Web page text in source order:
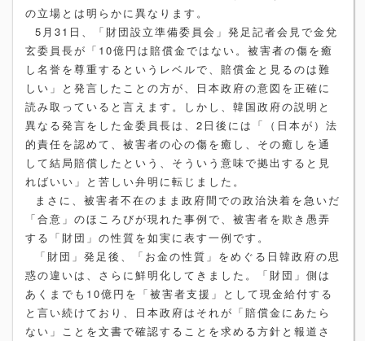
の立場とは明らかに異なります。
5月31日、「財団設立準備委員会」発足記者会見で金兌
玄委員長が「10億円は賠償金ではない。被害者の傷を癒
し名誉を尊重するというレベルで、賠償金と見るのは難
しい」と発言したことの方が、日本政府の意図を正確に
読み取っていると言えます。しかし、韓国政府の説明と
異なる発言をした金委員長は、2日後には「（日本が）法
的責任を認めて、被害者の心の傷を癒し、その癒しを通
して結局賠償したという、そういう意味で拠出すると見
ればいい」と苦しい弁明に転じました。
まさに、被害者不在のまま政府間での政治決着を急いだ
「合意」のほころびが現れた事例で、被害者を欺き愚弄
する「財団」の性質を如実に表す一例です。
「財団」発足後、「お金の性質」をめぐる日韓政府の思
惑の違いは、さらに鮮明化してきました。「財団」側は
あくまでも10億円を「被害者支援」として現金給付する
と言い続けており、日本政府はそれが「賠償金にあたら
ない」ことを文書で確認することを求める方針と報道さ